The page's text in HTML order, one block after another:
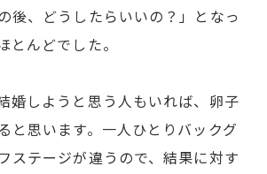
後、どうしたらいいの？」となっ
とんどでした。
婚しようと思う人もいれば、卵子
と思います。一人ひとりバックグ
ステージが違うので、結果に対す